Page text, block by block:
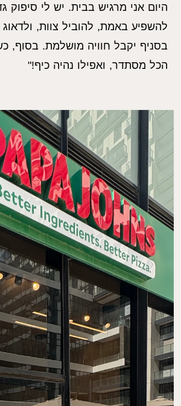
היום אני מרגיש בבית. יש לי סיפוק
להשפיע באמת, להוביל צוות,
בסניף יקבל חוויה מושלמת. בסוף,
הכל מסתדר, ואפילו נהיה כיף!"